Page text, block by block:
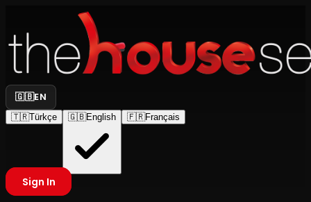
🇬🇧EN
🇹🇷Türkçe 🇬🇧English 🇫🇷Français
Sign In